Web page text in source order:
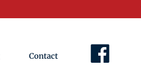
Contact Facebook